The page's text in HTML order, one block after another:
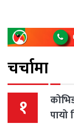
चर्चामा
१